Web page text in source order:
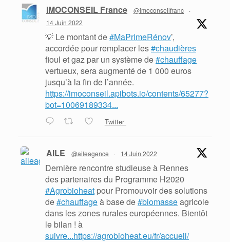
IMOCONSEIL France @imoconseilfranc
·
14 Juin 2022
💡 Le montant de#MaPrimeRénov’,
accordée pour remplacer les#chaudières
fioul et gaz par un système de#chauffage
vertueux, sera augmenté de 1 000 euros
jusqu’à la fin de l’année.
https://imoconseil.apibots.io/contents/65277?
bot=10069189334...
Twitter
AILE @aileagence · 14 Juin 2022
Dernière rencontre studieuse à Rennes
des partenaires du Programme H2020
#Agrobioheat pour Promouvoir des solutions
de#chauffageà base de#biomasseagricole
dans les zones rurales européennes. Bientôt
le bilan ! à
suivre...https://agrobioheat.eu/fr/accueil/